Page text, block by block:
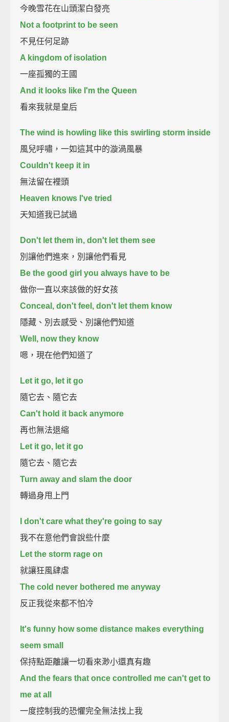
今晚雪花在山頭潔白發亮
Not a footprint to be seen
不見任何足跡
A kingdom of isolation
一座孤獨的王國
And it looks like I'm the Queen
看來我就是皇后
The wind is howling like this swirling storm inside
風兒呼嘯，一如這其中的漩渦風暴
Couldn't keep it in
無法留在裡頭
Heaven knows I've tried
天知道我已試過
Don't let them in, don't let them see
別讓他們進來，別讓他們看見
Be the good girl you always have to be
做你一直以來該做的好女孩
Conceal, don't feel, don't let them know
隱藏、別去感受、別讓他們知道
Well, now they know
嗯，現在他們知道了
Let it go, let it go
隨它去、隨它去
Can't hold it back anymore
再也無法退縮
Let it go, let it go
隨它去、隨它去
Turn away and slam the door
轉過身甩上門
I don't care what they're going to say
我不在意他們會說些什麼
Let the storm rage on
就讓狂風肆虐
The cold never bothered me anyway
反正我從來都不怕冷
It's funny how some distance makes everything
seem small
保持點距離讓一切看來渺小還真有趣
And the fears that once controlled me can't get to
me at all
一度控制我的恐懼完全無法找上我